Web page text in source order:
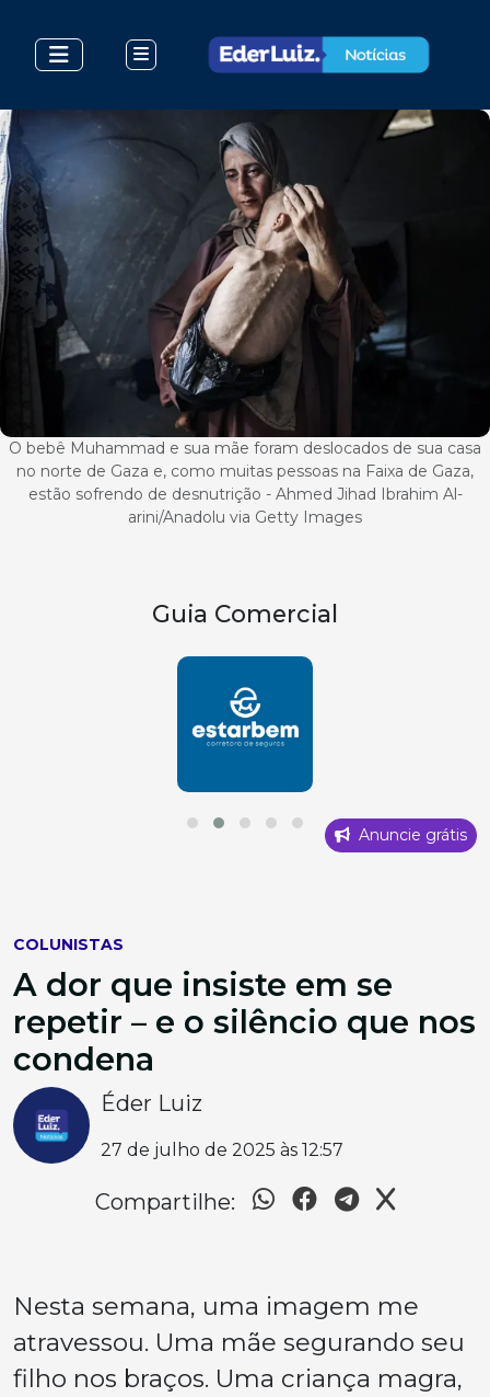
O bebê Muhammad e sua mãe foram deslocados de sua casa
no norte de Gaza e, como muitas pessoas na Faixa de Gaza,
estão sofrendo de desnutrição - Ahmed Jihad Ibrahim Al-
arini/Anadolu via Getty Images
Guia Comercial
Anuncie grátis
COLUNISTAS
A dor que insiste em se
repetir – e o silêncio que nos
condena
Éder Luiz
27 de julho de 2025 às 12:57
Compartilhe:
Nesta semana, uma imagem me
atravessou. Uma mãe segurando seu
filho nos braços. Uma criança magra,